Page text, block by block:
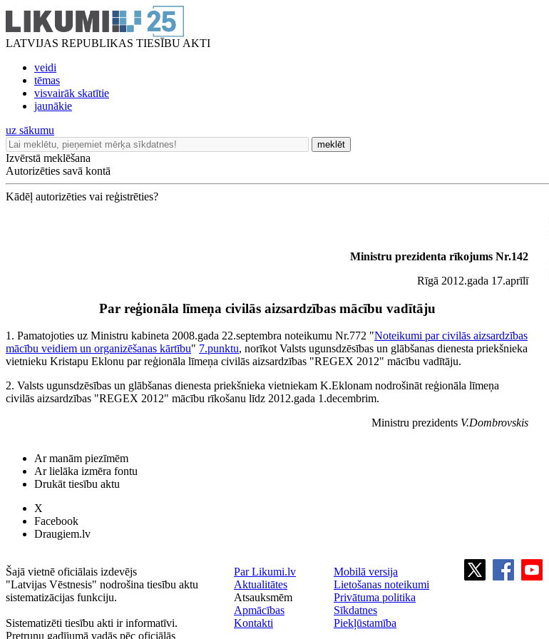
LATVIJAS REPUBLIKAS TIESĪBU AKTI
veidi
tēmas
visvairāk skatītie
jaunākie
uz sākumu
meklēt
Izvērstā meklēšana
Autorizēties savā kontā
Kādēļ autorizēties vai reģistrēties?
Ministru prezidenta rīkojums Nr.142
Rīgā 2012.gada 17.aprīlī
Par reģionāla līmeņa civilās aizsardzības mācību vadītāju
1. Pamatojoties uz Ministru kabineta 2008.gada 22.septembra noteikumu Nr.772 "Noteikumi par civilās aizsardzības
mācību veidiem un organizēšanas kārtību" 7.punktu, norīkot Valsts ugunsdzēsības un glābšanas dienesta priekšnieka
vietnieku Kristapu Eklonu par reģionāla līmeņa civilās aizsardzības "REGEX 2012" mācību vadītāju.
2. Valsts ugunsdzēsības un glābšanas dienesta priekšnieka vietniekam K.Eklonam nodrošināt reģionāla līmeņa
civilās aizsardzības "REGEX 2012" mācību rīkošanu līdz 2012.gada 1.decembrim.
Ministru prezidents V.Dombrovskis
Ar manām piezīmēm
Ar lielāka izmēra fontu
Drukāt tiesību aktu
X
Facebook
Draugiem.lv
Šajā vietnē oficiālais izdevējs
"Latvijas Vēstnesis" nodrošina tiesību aktu
sistematizācijas funkciju.
Sistematizēti tiesību akti ir informatīvi.
Pretrunu gadījumā vadās pēc oficiālās
Par Likumi.lv
Aktualitātes
Atsauksmēm
Apmācības
Kontakti
Mobilā versija
Lietošanas noteikumi
Privātuma politika
Sīkdatnes
Piekļūstamība